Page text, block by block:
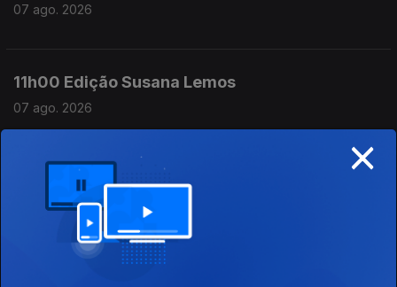
07 ago. 2026
11h00 Edição Susana Lemos
07 ago. 2026
10h00 Edição Germano Campos
07 ago. 2026
×